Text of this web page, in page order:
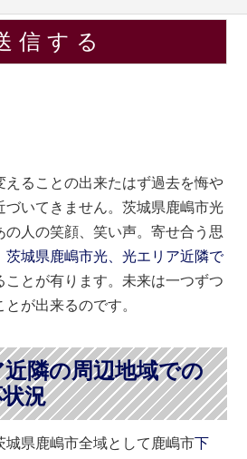
えることの出来たはず過去を悔や
づいてきません。茨城県鹿嶋市光
の人の笑顔、笑い声。寄せ合う思
茨城県鹿嶋市光、光エリア近隣で
ことが有ります。未来は一つずつ
が出来るのです。
隣の周辺地域での
況
城県鹿嶋市全域として鹿嶋市下